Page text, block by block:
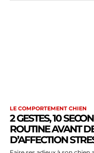
LE COMPORTEMENT CHIEN
2 GESTES, 10
ROUTINE AVANT
D’AFFECTION